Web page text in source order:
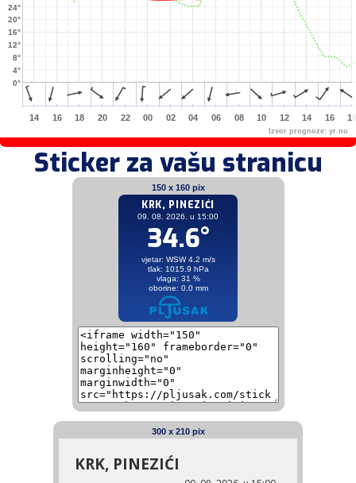
Izvor prognoze: yr.no
0°
4°
8°
12°
16°
20°
24°
14 16 18 20 22 00 02 04 06 08 10 12 14 16
Sticker za vašu stranicu
150 x 160 pix
300 x 210 pix